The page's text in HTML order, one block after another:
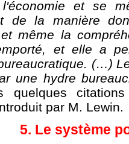
et se
de la manière
même la
et elle a
(…)
une hydre
quelques
par M. Lewin.
5. Le système